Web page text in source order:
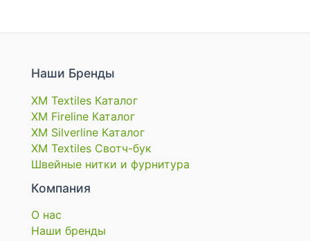
Наши Бренды
XM Textiles Каталог
XM Fireline Каталог
XM Silverline Каталог
XM Textiles Свотч-бук
Швейные нитки и фурнитура
Компания
О нас
Наши бренды